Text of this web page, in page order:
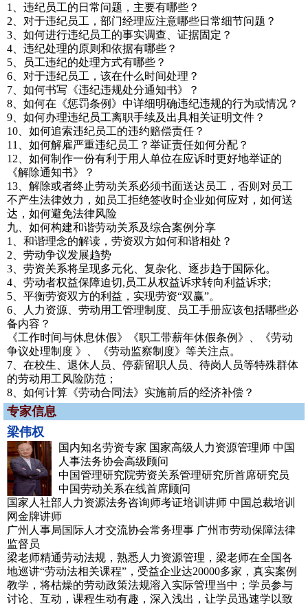
1、违纪员工的日常问题，主要有哪些？
2、对于违纪员工，部门经理应注意哪些日常细节问题？
3、如何进行违纪员工的事实调查、证据固定？
4、违纪处理的原则和依据有哪些？
5、员工违纪的处理方式有哪些？
6、对于违纪员工，该在什么时间处理？
7、如何书写《违纪违规处分通知书》？
8、如何在《惩罚条例》中详细明确违纪违规的行为或情况？
9、如何办理违纪员工离职手续及出具相关证明文件？
10、如何追索违纪员工的违约赔偿责任？
11、如何解雇严重违纪员工？举证责任如何分配？
12、如何制作一份有利于用人单位在应诉时更好地举证的
《解除通知书》？
13、解除或者终止劳动关系必须书面送达员工，否则对员工
不产生法律效力，如员工拒绝签收时企业如何应对，如何送
达，如何避免法律风险
九、如何构建和谐劳动关系及综合案例分享
1、和谐理念的解读，劳资双方如何和谐相处？
2、劳动争议发展趋势
3、劳资关系将呈现多元化、复杂化、逐步趋于国际化。
4、劳动者权益保障迫切,员工从权益诉求转向利益诉求;
5、平衡劳资双方的利益，实现劳资“双赢”。
6、人力资源、劳动用工管理制度、员工手册应该包括哪些必
备内容？
《工作时间与休息休假》《职工带薪年休假条例》、《劳动
争议处理制度 》、《劳动监察制度》等关注点。
7、在校生、退休人员、停薪留职人员、待岗人员等特殊群体
的劳动用工风险防范；
8、如何计算《劳动合同法》实施前后的经济补偿？
专家信息
梁伟权
国内知名劳资专家 国家高级人力资源管理师 中国
人事法务协会高级顾问
中国管理研究院劳资关系管理研究所首席研究员
中国劳动关系在线首席顾问
国家人社部人力资源法务咨询师考证培训讲师 中国总裁培训
网金牌讲师
广州人事局国际人才交流协会常务理事 广州市劳动保障法律
监督员
梁老师精通劳动法规，熟悉人力资源管理，梁老师在全国各
地巡讲“劳动法相关课程”，受益企业达20000多家，真实案例
教学，将枯燥的劳动政策法规溶入实际管理当中；学员参与
讨论、互动，课程生动有趣，深入浅出，让学员迅速学以致